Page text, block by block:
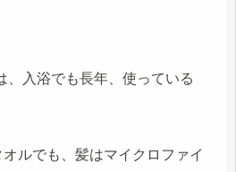
、入浴でも長年、使っている
ルでも、髪はマイクロファイ